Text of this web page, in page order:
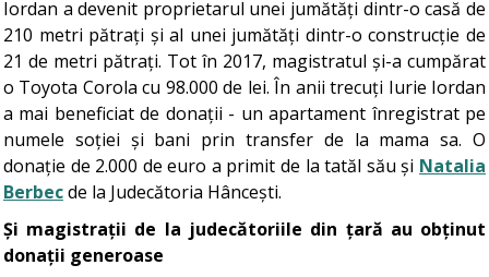
Iordan a devenit proprietarul unei jumătăți dintr-o casă de
210 metri pătrați și al unei jumătăți dintr-o construcție de
21 de metri pătrați. Tot în 2017, magistratul și-a cumpărat
o Toyota Corola cu 98.000 de lei. În anii trecuți Iurie Iordan
a mai beneficiat de donații - un apartament înregistrat pe
numele soției și bani prin transfer de la mama sa. O
donație de 2.000 de euro a primit de la tatăl său și Natalia
Berbecde la Judecătoria Hâncești.
Și magistrații de la judecătoriile din țară au obținut
donații generoase